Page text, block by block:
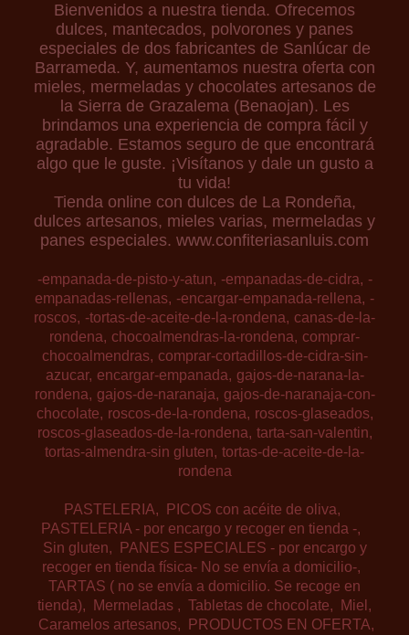
Bienvenidos a nuestra tienda. Ofrecemos
dulces, mantecados, polvorones y panes
especiales de dos fabricantes de Sanlúcar de
Barrameda. Y, aumentamos nuestra oferta con
mieles, mermeladas y chocolates artesanos de
la Sierra de Grazalema (Benaojan). Les
brindamos una experiencia de compra fácil y
agradable. Estamos seguro de que encontrará
algo que le guste. ¡Visítanos y dale un gusto a
tu vida!
Tienda online con dulces de La Rondeña,
dulces artesanos, mieles varias, mermeladas y
panes especiales. www.confiteriasanluis.com
-empanada-de-pisto-y-atun -empanadas-de-cidra
-
empanadas-rellenas -encargar-empanada-rellena
-
roscos -tortas-de-aceite-de-la-rondena
canas-de-la-
rondena
chocoalmendras-la-rondena
comprar-
chocoalmendras
comprar-cortadillos-de-cidra-sin-
azucar
encargar-empanada gajos-de-narana-la-
rondena gajos-de-naranaja gajos-de-naranaja-con-
chocolate
roscos-de-la-rondena
roscos-glaseados
roscos-glaseados-de-la-rondena tarta-san-valentin
tortas-almendra-sin gluten tortas-de-aceite-de-la-
rondena
PASTELERIA
PICOS con acéite de oliva
PASTELERIA - por encargo y recoger en tienda -
Sin gluten
PANES ESPECIALES - por encargo y
recoger en tienda física- No se envía a domicilio-
TARTAS ( no se envía a domicilio. Se recoge en
tienda)
Mermeladas Tabletas de chocolate
Miel
Caramelos artesanos
PRODUCTOS EN OFERTA